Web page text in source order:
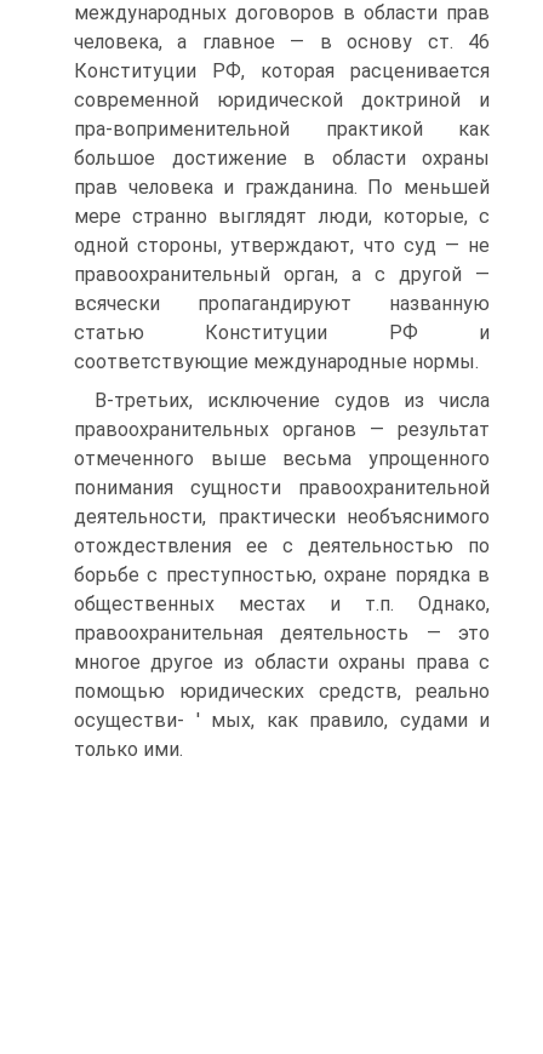
международных договоров в области прав
человека, а главное — в основу ст. 46
Конституции РФ, которая расценивается
современной юридической доктриной и
пра-воприменительной практикой как
большое достижение в области охраны
прав человека и гражданина. По меньшей
мере странно выглядят люди, которые, с
одной стороны, утверждают, что суд — не
правоохранительный орган, а с другой —
всячески пропагандируют названную
статью Конституции РФ и
соответствующие международные нормы.
В-третьих, исключение судов из числа
правоохранительных органов — результат
отмеченного выше весьма упрощенного
понимания сущности правоохранительной
деятельности, практически необъяснимого
отождествления ее с деятельностью по
борьбе с преступностью, охране порядка в
общественных местах и т.п. Однако,
правоохранительная деятельность — это
многое другое из области охраны права с
помощью юридических средств, реально
осуществи- ' мых, как правило, судами и
только ими.